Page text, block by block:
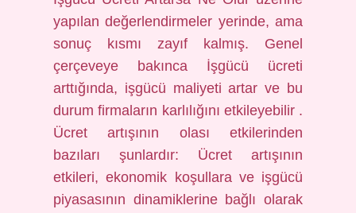
yapılan değerlendirmeler yerinde, ama
sonuç kısmı zayıf kalmış. Genel
çerçeveye bakınca İşgücü ücreti
arttığında, işgücü maliyeti artar ve bu
durum firmaların karlılığını etkileyebilir .
Ücret artışının olası etkilerinden
bazıları şunlardır: Ücret artışının
etkileri, ekonomik koşullara ve işgücü
piyasasının dinamiklerine bağlı olarak